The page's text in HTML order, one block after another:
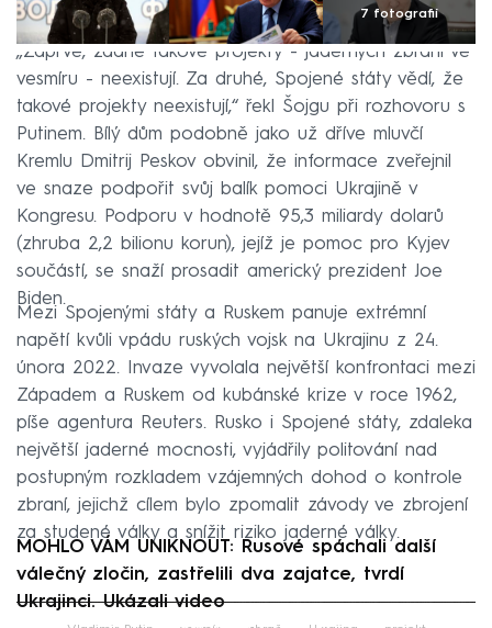
7 fotografií
„Zaprvé, žádné takové projekty - jaderných zbraní ve
vesmíru - neexistují. Za druhé, Spojené státy vědí, že
takové projekty neexistují,“ řekl Šojgu při rozhovoru s
Putinem. Bílý dům podobně jako už dříve mluvčí
Kremlu Dmitrij Peskov obvinil, že informace zveřejnil
ve snaze podpořit svůj balík pomoci Ukrajině v
Kongresu. Podporu v hodnotě 95,3 miliardy dolarů
(zhruba 2,2 bilionu korun), jejíž je pomoc pro Kyjev
součástí, se snaží prosadit americký prezident Joe
Biden.
Mezi Spojenými státy a Ruskem panuje extrémní
napětí kvůli vpádu ruských vojsk na Ukrajinu z 24.
února 2022. Invaze vyvolala největší konfrontaci mezi
Západem a Ruskem od kubánské krize v roce 1962,
píše agentura Reuters. Rusko i Spojené státy, zdaleka
největší jaderné mocnosti, vyjádřily politování nad
postupným rozkladem vzájemných dohod o kontrole
zbraní, jejichž cílem bylo zpomalit závody ve zbrojení
za studené války a snížit riziko jaderné války.
MOHLO VÁM UNIKNOUT: Rusové spáchali další
válečný zločin, zastřelili dva zajatce, tvrdí
Ukrajinci. Ukázali video